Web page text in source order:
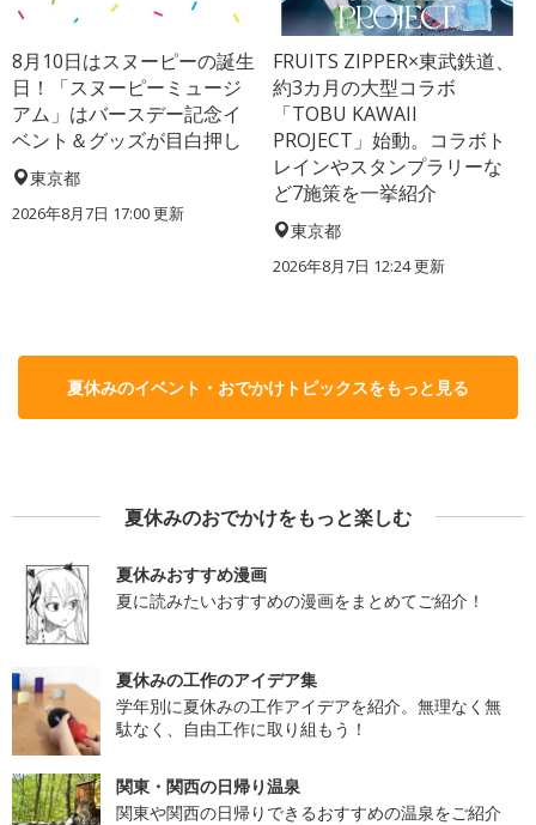
8月10日はスヌーピーの誕生
日！「スヌーピーミュージ
アム」はバースデー記念イ
ベント＆グッズが目白押し
東京都
2026年8月7日 17:00更新
FRUITS ZIPPER×東武鉄道、
約3カ月の大型コラボ
「TOBU KAWAII
PROJECT」始動。コラボト
レインやスタンプラリーな
ど7施策を一挙紹介
東京都
2026年8月7日 12:24更新
夏休みのイベント・おでかけトピックスをもっと見る
夏休みのおでかけをもっと楽しむ
夏休みおすすめ漫画
夏に読みたいおすすめの漫画をまとめてご紹介！
夏休みの工作のアイデア集
学年別に夏休みの工作アイデアを紹介。無理なく無
駄なく、自由工作に取り組もう！
関東・関西の日帰り温泉
関東や関西の日帰りできるおすすめの温泉をご紹介